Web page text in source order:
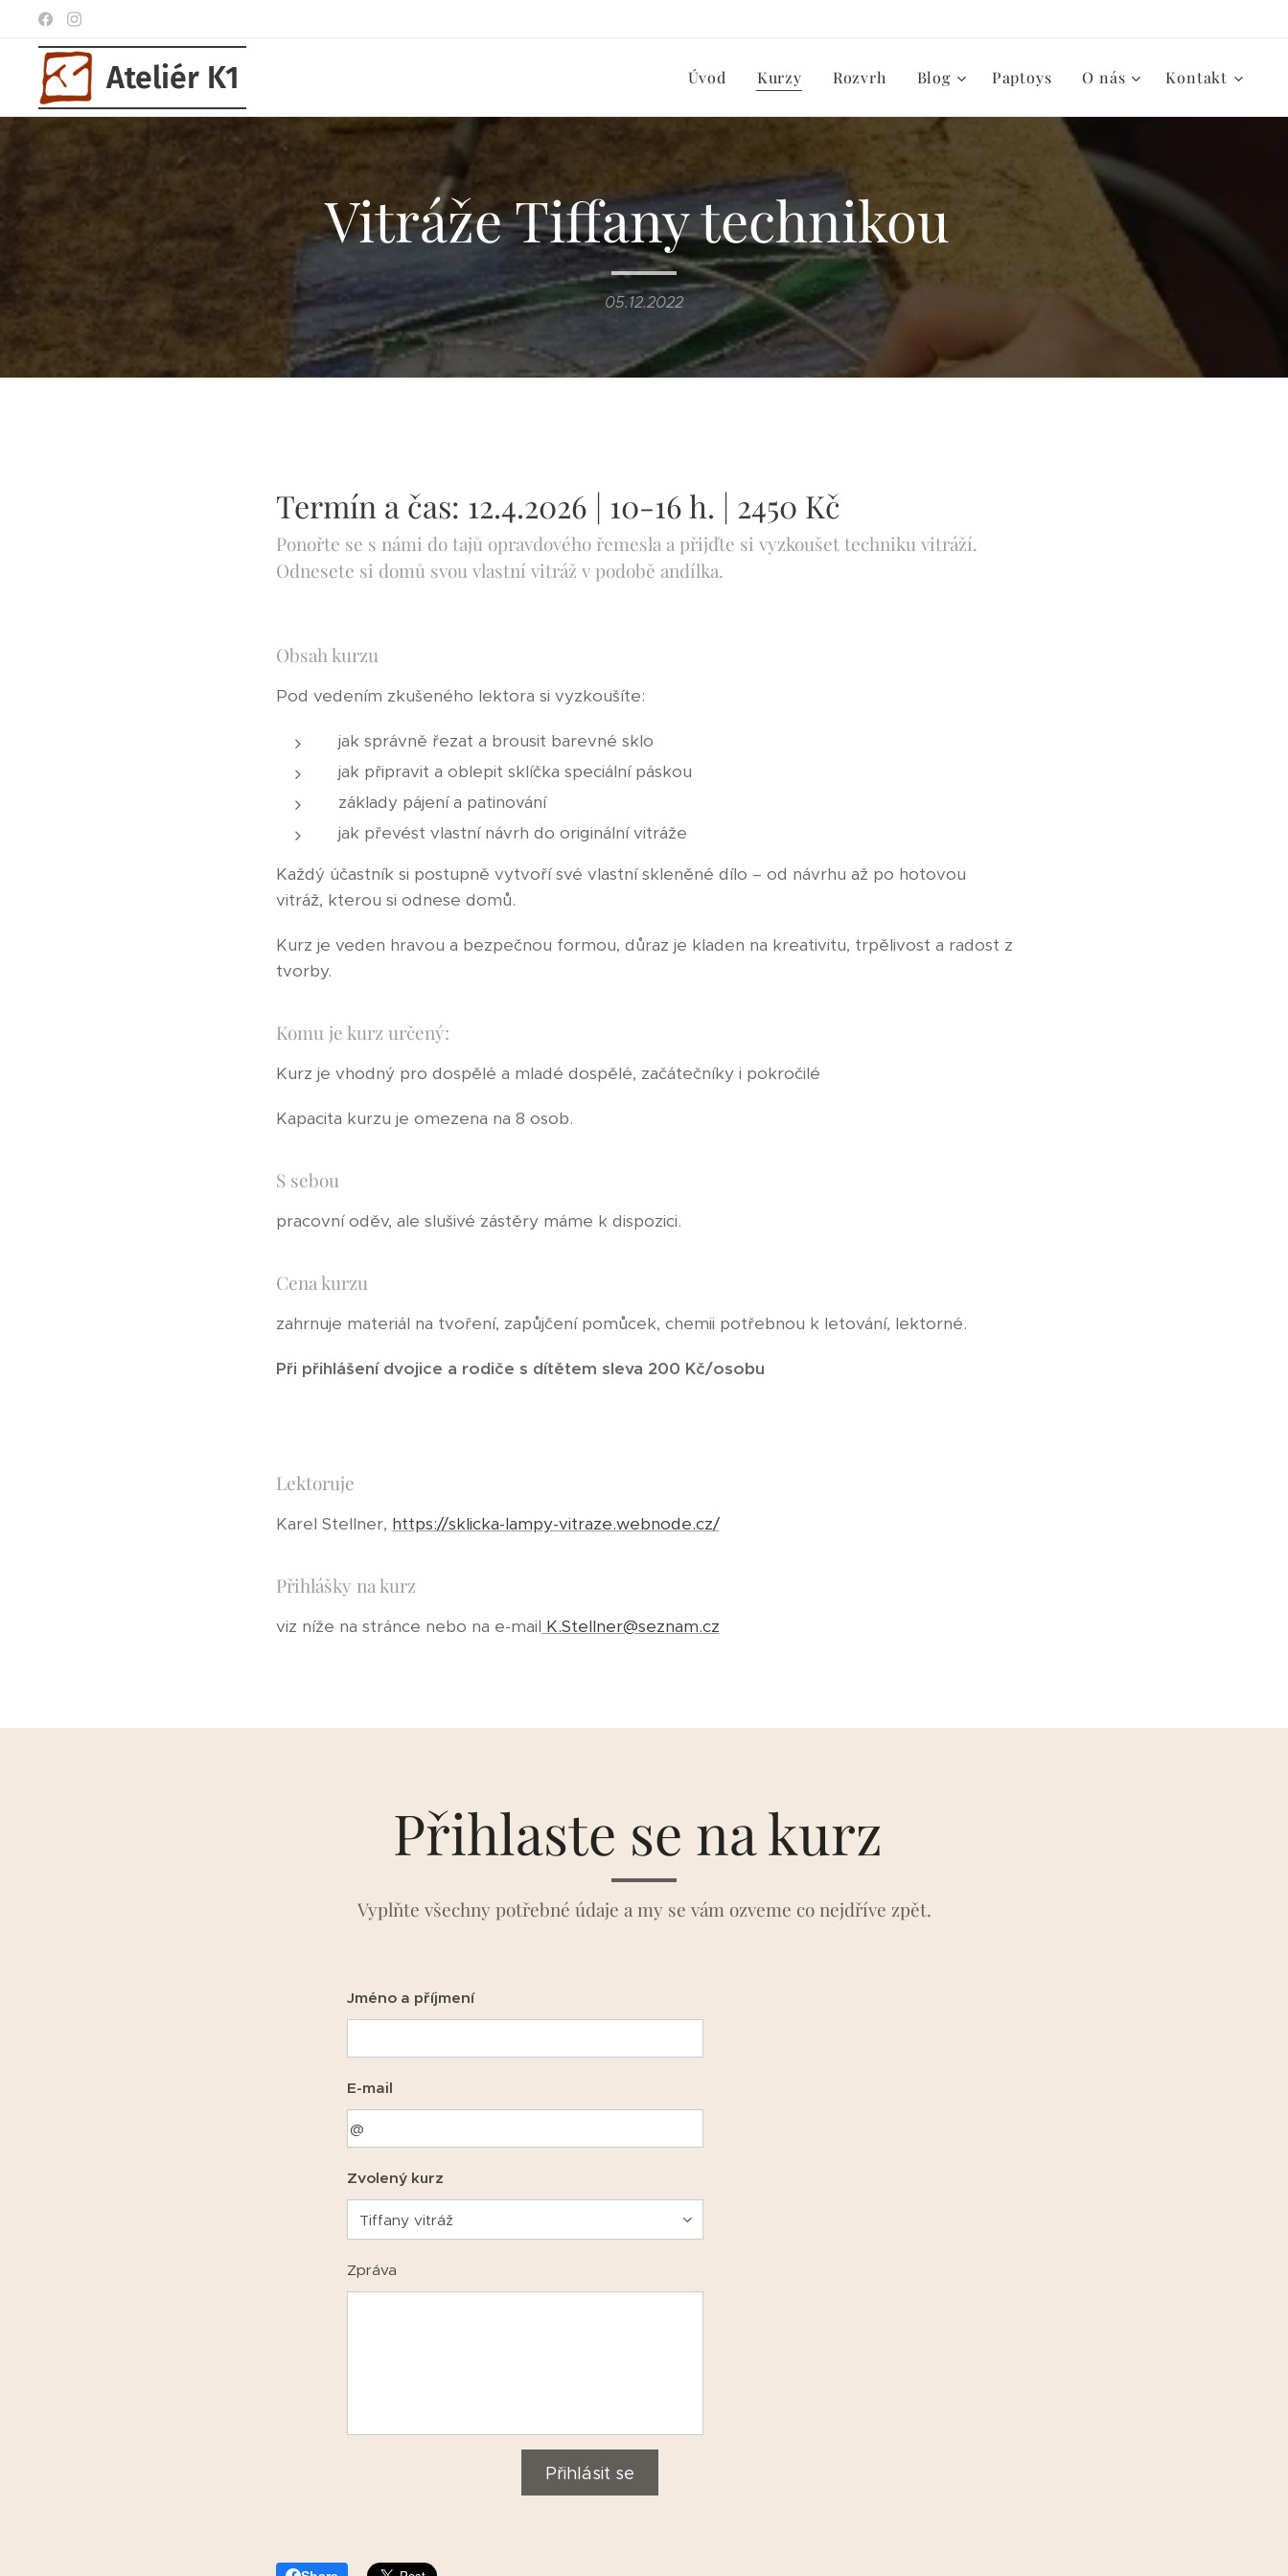
Ateliér K1 Úvod Kurzy Rozvrh Blog Paptoys O nás Kontakt
Vitráže Tiffany technikou
05.12.2022
Termín a čas: 12.4.2026 | 10-16 h. | 2450 Kč
Ponořte se s námi do tajů opravdového řemesla a přijďte si vyzkoušet techniku vitráží.
Odnesete si domů svou vlastní vitráž v podobě andílka.
Obsah kurzu
Pod vedením zkušeného lektora si vyzkoušíte:
jak správně řezat a brousit barevné sklo
jak připravit a oblepit sklíčka speciální páskou
základy pájení a patinování
jak převést vlastní návrh do originální vitráže
Každý účastník si postupně vytvoří své vlastní skleněné dílo – od návrhu až po hotovou
vitráž, kterou si odnese domů.
Kurz je veden hravou a bezpečnou formou, důraz je kladen na kreativitu, trpělivost a radost z
tvorby.
Komu je kurz určený:
Kurz je vhodný pro dospělé a mladé dospělé, začátečníky i pokročilé
Kapacita kurzu je omezena na 8 osob.
S sebou
pracovní oděv, ale slušivé zástěry máme k dispozici.
Cena kurzu
zahrnuje materiál na tvoření, zapůjčení pomůcek, chemii potřebnou k letování, lektorné.
Při přihlášení dvojice a rodiče s dítětem sleva 200 Kč/osobu
Lektoruje
Karel Stellner, https://sklicka-lampy-vitraze.webnode.cz/
Přihlášky na kurz
viz níže na stránce nebo na e-mail K.Stellner@seznam.cz
Přihlaste se na kurz
Vyplňte všechny potřebné údaje a my se vám ozveme co nejdříve zpět.
Jméno a příjmení
E-mail
Zvolený kurz
Zpráva
Přihlásit se